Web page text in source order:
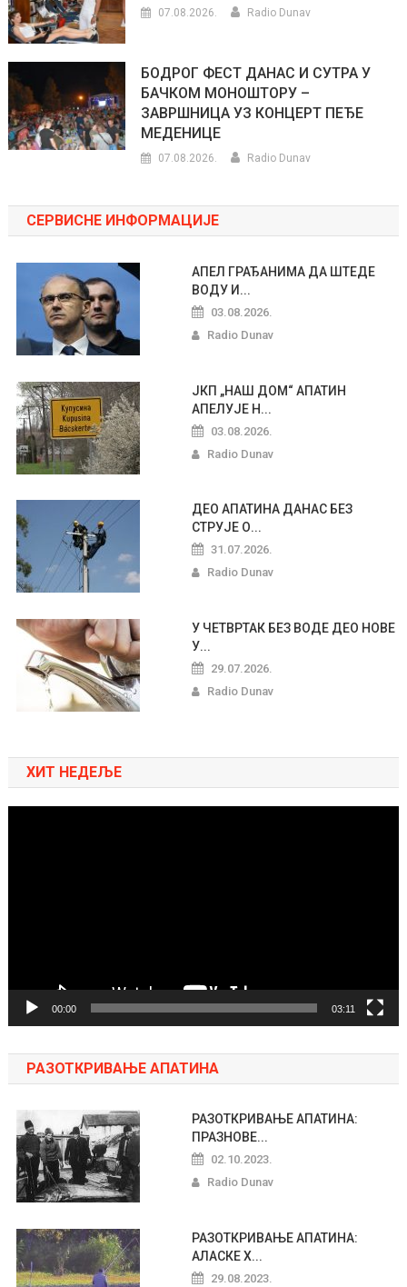
07.08.2026. Radio Dunav
БОДРОГ ФЕСТ ДАНАС И СУТРА У
БАЧКОМ МОНОШТОРУ –
ЗАВРШНИЦА УЗ КОНЦЕРТ ПЕЂЕ
МЕДЕНИЦЕ
07.08.2026. Radio Dunav
СЕРВИСНЕ ИНФОРМАЦИЈЕ
АПЕЛ ГРАЂАНИМА ДА ШТЕДЕ
ВОДУ И...
03.08.2026.
Radio Dunav
ЈКП „НАШ ДОМ“ АПАТИН
АПЕЛУЈЕ Н...
03.08.2026.
Radio Dunav
ДЕО АПАТИНА ДАНАС БЕЗ
СТРУЈЕ О...
31.07.2026.
Radio Dunav
У ЧЕТВРТАК БЕЗ ВОДЕ ДЕО НОВЕ
У...
29.07.2026.
Radio Dunav
ХИТ НЕДЕЉЕ
00:00 03:11
РАЗОТКРИВАЊЕ АПАТИНА
РАЗОТКРИВАЊЕ АПАТИНА:
ПРАЗНОВЕ...
02.10.2023.
Radio Dunav
РАЗОТКРИВАЊЕ АПАТИНА:
АЛАСКЕ Х...
29.08.2023.